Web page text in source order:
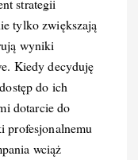
Li
n
k
strategii
tylko zwiększają
wyniki
Kiedy decyduję
do ich
dotarcie do
profesjonalnemu
wciąż